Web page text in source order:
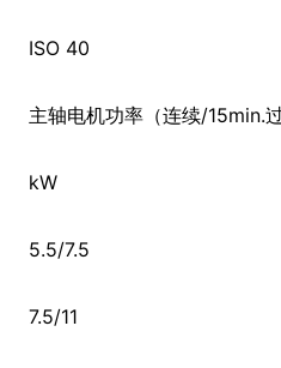
ISO 40
主轴电机功率（连续/15min.过
kW
5.5/7.5
7.5/11